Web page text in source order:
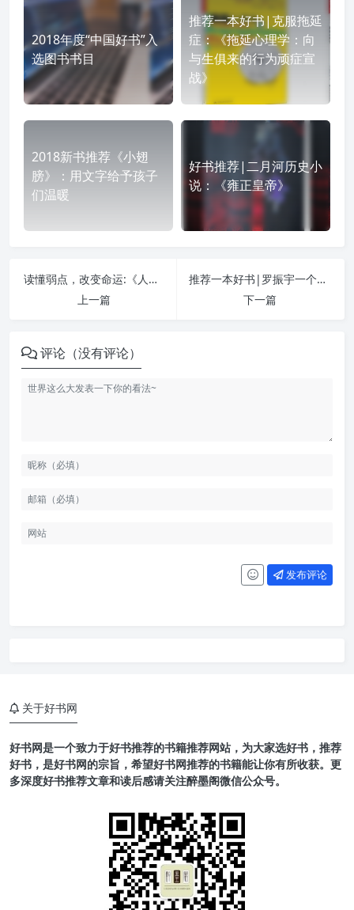
2018年度“中国好书”入
选图书书目
推荐一本好书|克服拖延
症：《拖延心理学：向
与生俱来的行为顽症宣
战》
2018新书推荐《小翅
膀》：用文字给予孩子
们温暖
好书推荐|二月河历史小
说：《雍正皇帝》
读懂弱点，改变命运:《人性的弱点》
上一篇
推荐一本好书|罗振宇一个要跨越十年的互联网实验:《罗辑思维》
下一篇
评论（没有评论）
发布评论
关于好书网
好书网是一个致力于好书推荐的书籍推荐网站，为大家选好书，推荐
好书，是好书网的宗旨，希望好书网推荐的书籍能让你有所收获。更
多深度好书推荐文章和读后感请关注醉墨阁微信公众号。